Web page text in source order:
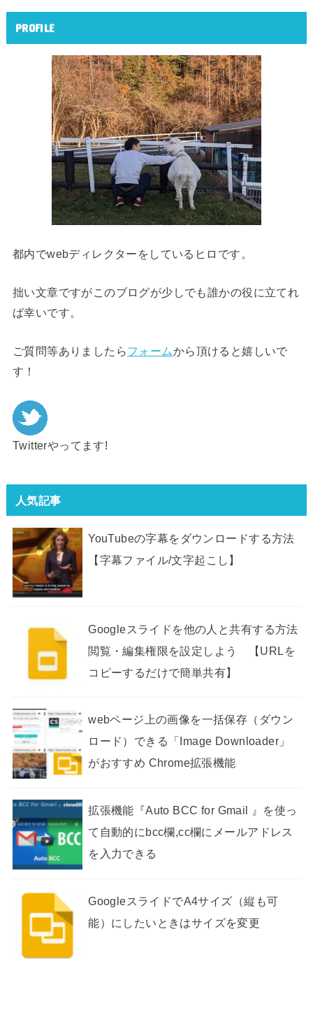
PROFILE
都内でwebディレクターをしているヒロです。
拙い文章ですがこのブログが少しでも誰かの役に立てれ
ば幸いです。
ご質問等ありましたらフォームから頂けると嬉しいで
す！
Twitterやってます!
人気記事
YouTubeの字幕をダウンロードする方法
【字幕ファイル/文字起こし】
Googleスライドを他の人と共有する方法
閲覧・編集権限を設定しよう 【URLを
コピーするだけで簡単共有】
webページ上の画像を一括保存（ダウン
ロード）できる「Image Downloader」
がおすすめ Chrome拡張機能
拡張機能『Auto BCC for Gmail 』を使っ
て自動的にbcc欄,cc欄にメールアドレス
を入力できる
GoogleスライドでA4サイズ（縦も可
能）にしたいときはサイズを変更